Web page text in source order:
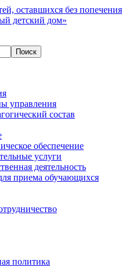
Поиск
управления
состав
обеспечение
услуги
деятельность
приема обучающихся
политика